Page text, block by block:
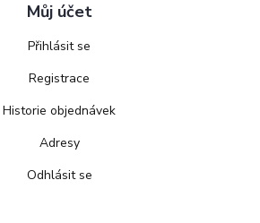
Můj účet
Přihlásit se
Registrace
Historie objednávek
Adresy
Odhlásit se